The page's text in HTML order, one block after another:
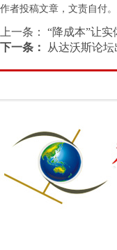
作者投稿文章，文责自付
上一条：
“降成本”让实
下一条：
从达沃斯论